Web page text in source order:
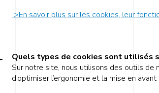
>En savoir plus sur les cookies, leur
Quels types de cookies sont utilisés
Sur notre site, nous utilisons des outils de
d’optimiser l’ergonomie et la mise en